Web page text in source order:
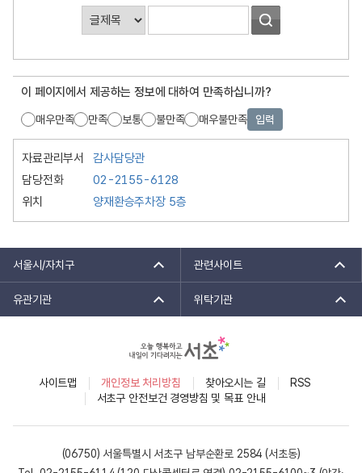
시
판
검
색
이 페이지에서 제공하는 정보에 대하여 만족하십니까?
매우만족 만족 보통 불만족 매우불만족 입력
자료관리부서
감사담당관
담당전화
02-2155-6128
위치
양재환승주차장 5층
서울시/자치구 관련사이트
유관기관 위탁기관
사이트맵 개인정보 처리방침 찾아오시는 길
RSS
서초구 안전보건 경영방침 및 목표 안내
(06750) 서울특별시 서초구 남부순환로 2584 (서초동)